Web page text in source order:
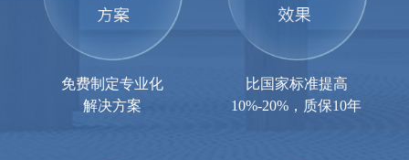
免费制定专业化
解决方案
比国家标准提高
10%-20%，质保10年